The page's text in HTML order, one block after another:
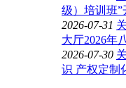
级）培训班
2026-07-31
大厅2026年
2026-07-30
识 产权定制